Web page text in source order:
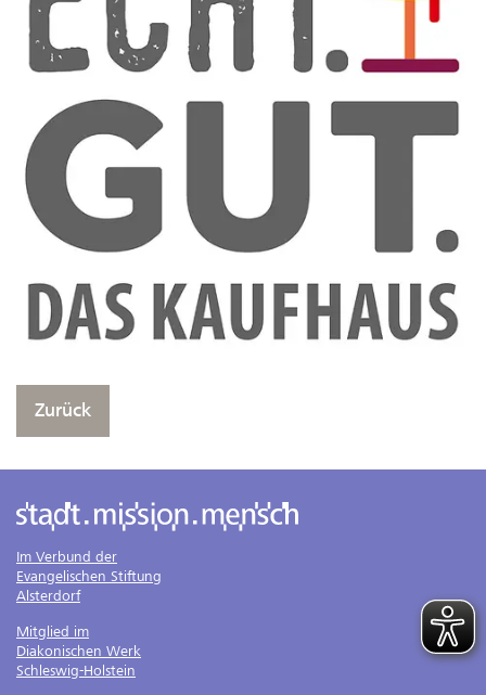
Zurück
Im Verbund der
Evangelischen Stiftung
Alsterdorf
Mitglied im
Diakonischen Werk
Schleswig-Holstein